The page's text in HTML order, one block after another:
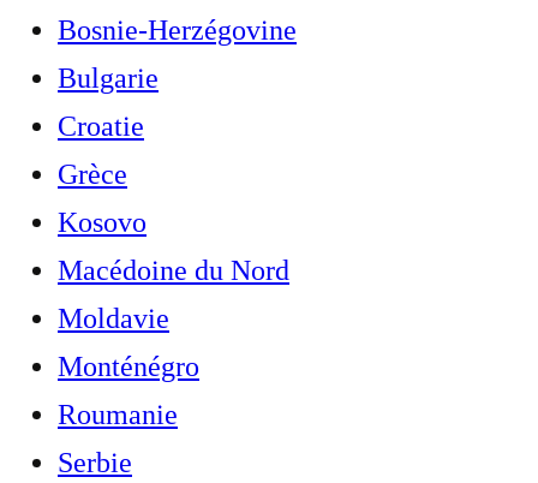
Bosnie-Herzégovine
Bulgarie
Croatie
Grèce
Kosovo
Macédoine du Nord
Moldavie
Monténégro
Roumanie
Serbie